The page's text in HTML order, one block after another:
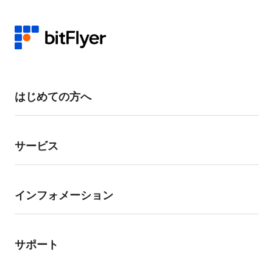
はじめての方へ
サービス
インフォメーション
サポート